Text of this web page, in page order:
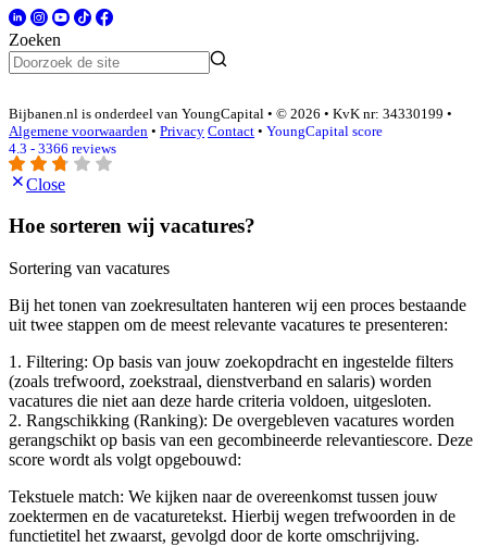
Zoeken
Bijbanen.nl is onderdeel van YoungCapital • © 2026 • KvK nr: 34330199 •
Algemene voorwaarden • Privacy Contact • YoungCapital score
4.3 - 3366 reviews
Close
Hoe sorteren wij vacatures?
Sortering van vacatures
Bij het tonen van zoekresultaten hanteren wij een proces bestaande
uit twee stappen om de meest relevante vacatures te presenteren:
1. Filtering: Op basis van jouw zoekopdracht en ingestelde filters
(zoals trefwoord, zoekstraal, dienstverband en salaris) worden
vacatures die niet aan deze harde criteria voldoen, uitgesloten.
2. Rangschikking (Ranking): De overgebleven vacatures worden
gerangschikt op basis van een gecombineerde relevantiescore. Deze
score wordt als volgt opgebouwd:
Tekstuele match: We kijken naar de overeenkomst tussen jouw
zoektermen en de vacaturetekst. Hierbij wegen trefwoorden in de
functietitel het zwaarst, gevolgd door de korte omschrijving.